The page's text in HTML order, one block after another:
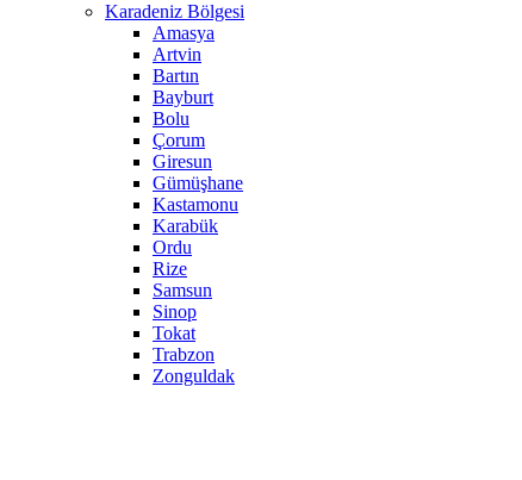
Karadeniz Bölgesi
Amasya
Artvin
Bartın
Bayburt
Bolu
Çorum
Giresun
Gümüşhane
Kastamonu
Karabük
Ordu
Rize
Samsun
Sinop
Tokat
Trabzon
Zonguldak